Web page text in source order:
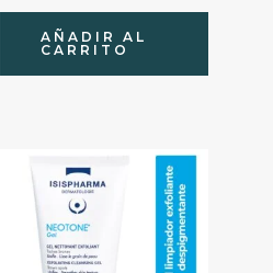
AÑADIR AL
CARRITO